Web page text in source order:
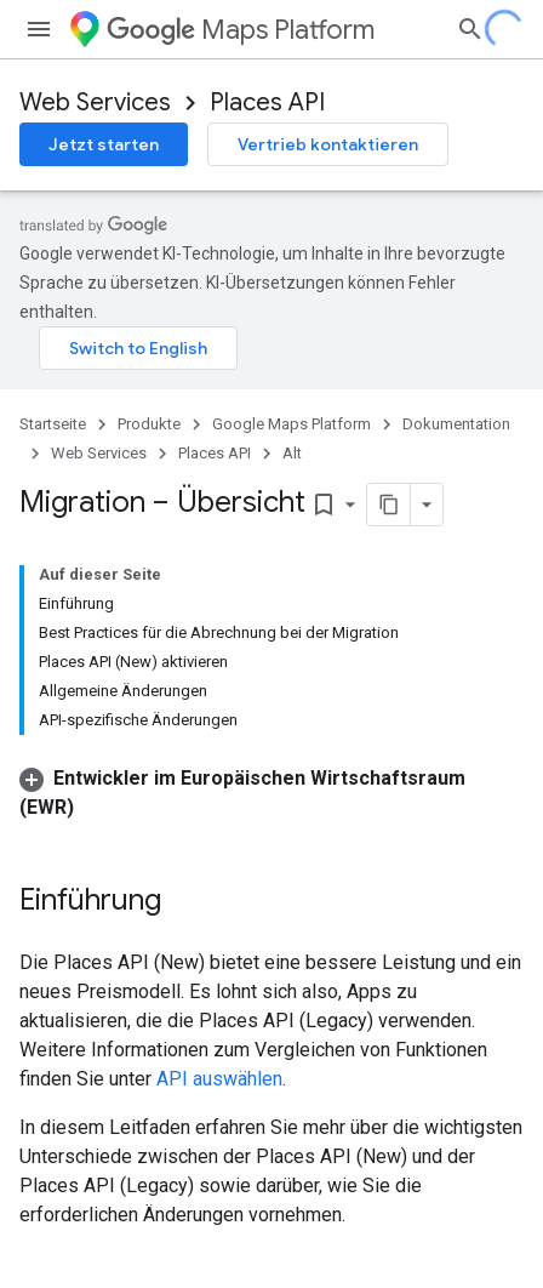
Maps Platform
Web Services Places API
Jetzt starten Vertrieb kontaktieren
Google verwendet KI-Technologie, um Inhalte in Ihre bevorzugte
Sprache zu übersetzen. KI-Übersetzungen können Fehler
enthalten.
Startseite Produkte Google Maps Platform
Dokumentation
Web Services
Places API Alt
Migration – Übersicht bookmark_border
Auf dieser Seite
Einführung
Best Practices für die Abrechnung bei der Migration
Places API (New) aktivieren
Allgemeine Änderungen
API-spezifische Änderungen
Entwickler im Europäischen Wirtschaftsraum
(EWR)
Einführung
Die Places API (New) bietet eine bessere Leistung und ein
neues Preismodell. Es lohnt sich also, Apps zu
aktualisieren, die die Places API (Legacy) verwenden.
Weitere Informationen zum Vergleichen von Funktionen
finden Sie unter API auswählen.
In diesem Leitfaden erfahren Sie mehr über die wichtigsten
Unterschiede zwischen der Places API (New) und der
Places API (Legacy) sowie darüber, wie Sie die
erforderlichen Änderungen vornehmen.